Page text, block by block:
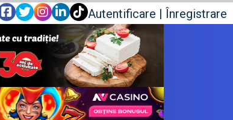
Autentificare | Înregistrare